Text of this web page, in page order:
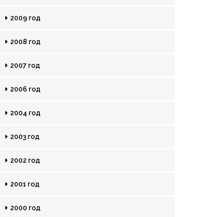
2009 год
2008 год
2007 год
2006 год
2004 год
2003 год
2002 год
2001 год
2000 год